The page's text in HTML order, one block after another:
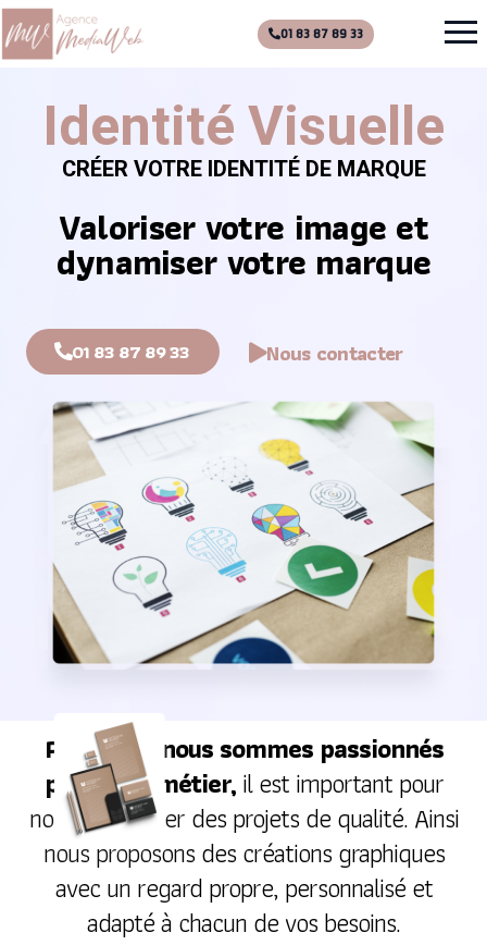
01 83 87 89 33
Identité Visuelle
CRÉER VOTRE IDENTITÉ DE MARQUE
Valoriser votre image et
dynamiser votre marque
01 83 87 89 33 Nous contacter
Parce que nous sommes passionnés
par notre métier,il est important pour
nous de réaliser des projets de qualité. Ainsi
nous proposons des créations graphiques
avec un regard propre, personnalisé et
adapté à chacun de vos besoins.